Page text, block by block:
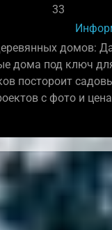
33
домов:
дома под ключ
постороит
с фото и